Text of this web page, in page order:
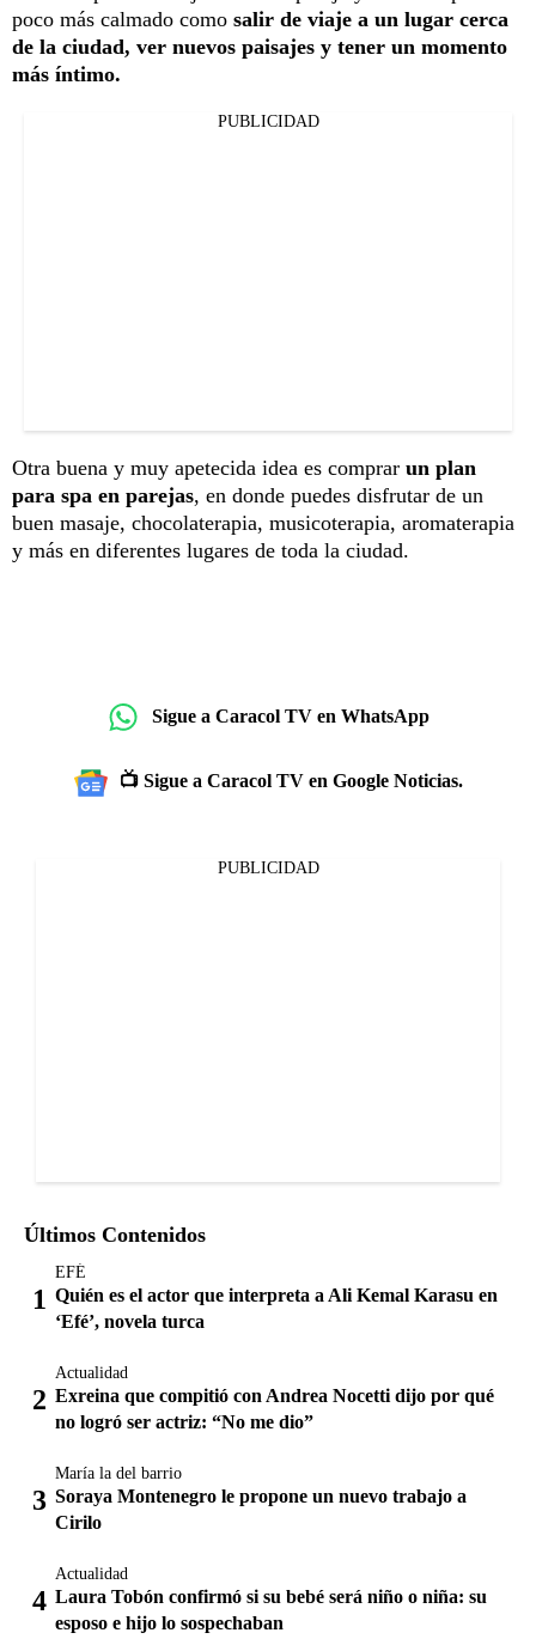
poco más calmado como salir de viaje a un lugar cerca
de la ciudad, ver nuevos paisajes y tener un momento
más íntimo.
PUBLICIDAD
Otra buena y muy apetecida idea es comprar un plan
para spa en parejas, en donde puedes disfrutar de un
buen masaje, chocolaterapia, musicoterapia, aromaterapia
y más en diferentes lugares de toda la ciudad.
Sigue a Caracol TV en WhatsApp
📺 Sigue a Caracol TV en Google Noticias.
PUBLICIDAD
Últimos Contenidos
EFÉ
Quién es el actor que interpreta a Ali Kemal Karasu en
‘Efé’, novela turca
Actualidad
Exreina que compitió con Andrea Nocetti dijo por qué
no logró ser actriz: “No me dio”
María la del barrio
Soraya Montenegro le propone un nuevo trabajo a
Cirilo
Actualidad
Laura Tobón confirmó si su bebé será niño o niña: su
esposo e hijo lo sospechaban